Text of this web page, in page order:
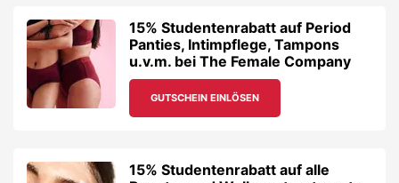
15% Studentenrabatt auf Period
Panties, Intimpflege, Tampons
u.v.m. bei The Female Company
GUTSCHEIN EINLÖSEN
15% Studentenrabatt auf alle